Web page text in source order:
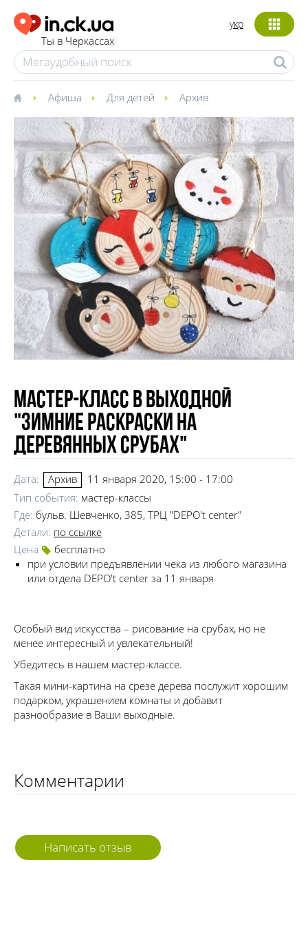
Ты в Черкассах
укр
Афиша Для детей Архив
Мастер-класс в выходной
"Зимние раскраски на
деревянных срубах"
Дата: Архив
11 января 2020, 15:00 - 17:00
Тип события: мастер-классы
Где: бульв. Шевченко, 385, ТРЦ "DEPO't center"
Детали: по ссылке
Цена
бесплатно
при условии предъявлении чека из любого магазина
или отдела DEPO't center за 11 января
Особый вид искусства – рисование на срубах, но не
менее интересный и увлекательный!
Убедитесь в нашем мастер-классе.
Такая мини-картина на срезе дерева послужит хорошим
подарком, украшением комнаты и добавит
разнообразие в Ваши выходные.
Комментарии
Написать отзыв